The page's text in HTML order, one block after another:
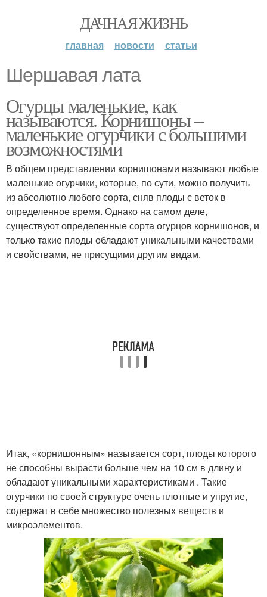
ДАЧНАЯ ЖИЗНЬ
главная новости статьи
Шершавая лата
Огурцы маленькие, как
называются. Корнишоны –
маленькие огурчики с большими
возможностями
В общем представлении корнишонами называют любые
маленькие огурчики, которые, по сути, можно получить
из абсолютно любого сорта, сняв плоды с веток в
определенное время. Однако на самом деле,
существуют определенные сорта огурцов корнишонов, и
только такие плоды обладают уникальными качествами
и свойствами, не присущими другим видам.
Итак, «корнишонным» называется сорт, плоды которого
не способны вырасти больше чем на 10 см в длину и
обладают уникальными характеристиками . Такие
огурчики по своей структуре очень плотные и упругие,
содержат в себе множество полезных веществ и
микроэлементов.